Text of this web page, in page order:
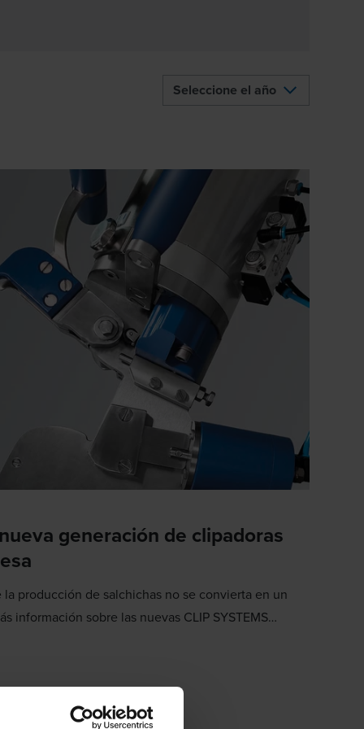
generación de clipadoras
producción de salchichas no se convierta en un
información sobre las nuevas CLIP SYSTEMS
ahora.